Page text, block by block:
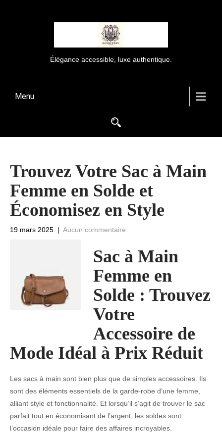
Élégance accessible, luxe authentique.
Menu
Trouvez Votre Sac à Main
Femme en Solde et
Économisez en Style
19 mars 2025 | Aucun commentaire
Sac à Main
Femme en
Solde : Trouvez
Votre
Accessoire de
Mode Idéal à Prix Réduit
Les sacs à main sont bien plus que de simples accessoires. Ils
sont des éléments essentiels de la garde-robe d’une femme,
alliant style et fonctionnalité. Et lorsqu’il s’agit de trouver le sac
parfait tout en économisant de l’argent, les soldes sont
l’occasion idéale pour faire des affaires incroyables.